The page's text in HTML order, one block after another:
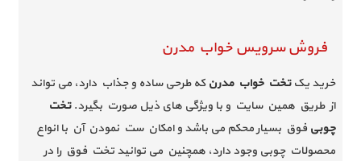
فروش سرویس خواب مدرن
خرید یکتخت خواب مدرنکه طرحی ساده و جذاب دارد، می تواند
از طریق همین سایت و با ویژگی های ذیل صورت بگیرد.تخت
چوبی فوق بسیار محکم می باشد و امکان ست نمودن آن با انواع
محصولات چوبی وجود دارد، همچنین می توانید تخت فوق را در